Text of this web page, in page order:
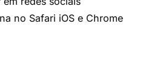
no Safari iOS e Chrome